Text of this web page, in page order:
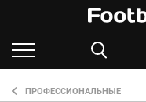
ПРОФЕССИОНАЛЬНЫЕ